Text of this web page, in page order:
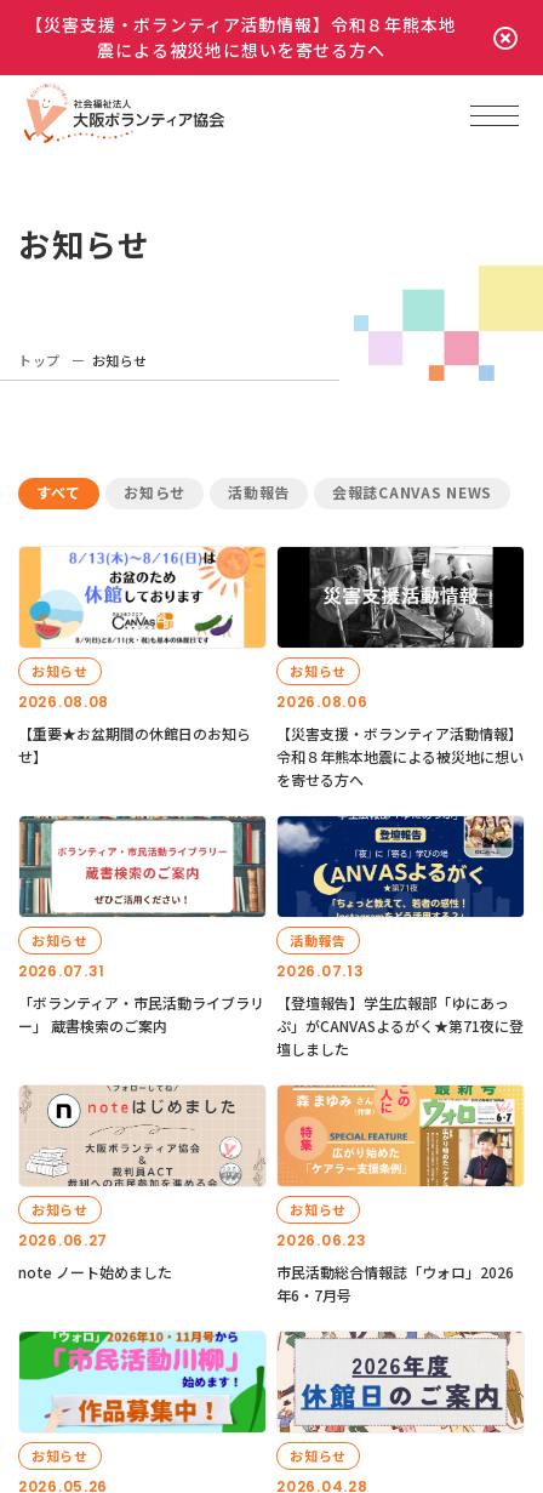
【災害支援・ボランティア活動情報】令和８年熊本地
震による被災地に想いを寄せる方へ
お知らせ
トップ お知らせ
すべて お知らせ 活動報告 会報誌CANVAS NEWS
2026.08.08
お知らせ
【重要★お盆期間の休館日のお知ら
せ】
2026.08.06
お知らせ
【災害支援・ボランティア活動情報】
令和８年熊本地震による被災地に想い
を寄せる方へ
2026.07.31
お知らせ
「ボランティア・市民活動ライブラリ
ー」 蔵書検索のご案内
2026.07.13
活動報告
【登壇報告】学生広報部「ゆにあっ
ぷ」がCANVASよるがく★第71夜に登
壇しました
2026.06.27
お知らせ
note ノート始めました
2026.06.23
お知らせ
市民活動総合情報誌「ウォロ」2026
年6・7月号
2026.05.26
お知らせ
2026.04.28
お知らせ